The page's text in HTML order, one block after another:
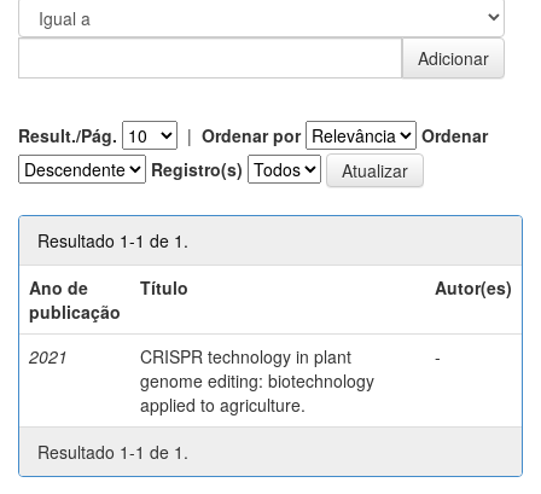
Result./Pág. | Ordenar por
Ordenar
Registro(s)
Resultado 1-1 de 1.
Ano de
publicação
Título Autor(es)
2021
CRISPR technology in plant
genome editing: biotechnology
applied to agriculture.
-
Resultado 1-1 de 1.